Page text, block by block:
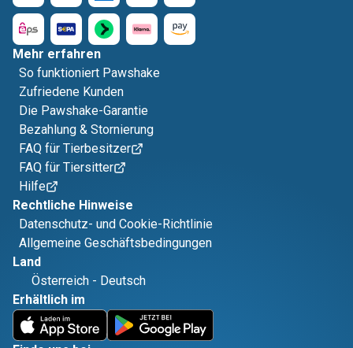
Mehr erfahren
So funktioniert Pawshake
Zufriedene Kunden
Die Pawshake-Garantie
Bezahlung & Stornierung
FAQ für Tierbesitzer
FAQ für Tiersitter
Hilfe
Rechtliche Hinweise
Datenschutz- und Cookie-Richtlinie
Allgemeine Geschäftsbedingungen
Land
Österreich - Deutsch
Erhältlich im